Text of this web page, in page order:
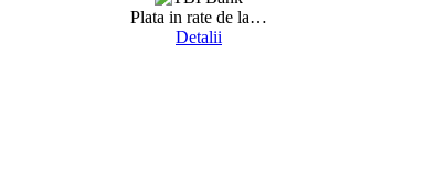
Plata in rate de la…
Detalii